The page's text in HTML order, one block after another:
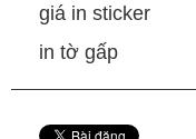
giá in sticker
in tờ gấp